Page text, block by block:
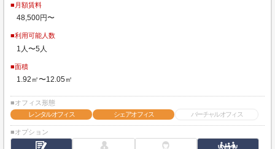
■月額賃料
48,500円〜
■利用可能人数
1人〜5人
■面積
1.92㎡〜12.05㎡
■オフィス形態
レンタルオフィス
シェアオフィス バーチャルオフィス
■オプション